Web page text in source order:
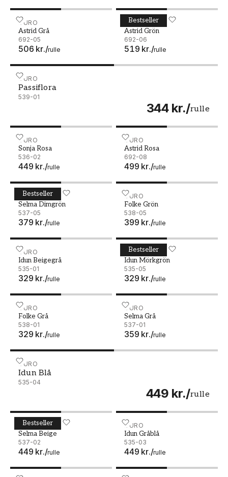
DURO
Astrid Grå
692-05
506 kr./rulle
Astrid Grå - 692-05 Bestseller
DURO
Astrid Grön
692-06
519 kr./rulle
Astrid Grön - 692-06
DURO
Passiflora
539-01
344 kr./rulle
Passiflora - 539-01
DURO
Sonja Rosa
536-02
449 kr./rulle
Sonja Rosa - 536-02 DURO
Astrid Rosa
692-08
499 kr./rulle
Astrid Rosa - 692-08
Bestseller
DURO
Selma Dimgrön
537-05
379 kr./rulle
Selma Dimgrön - 537-05 DURO
Folke Grön
538-05
399 kr./rulle
Folke Grön - 538-05
DURO
Idun Beigegrå
535-01
329 kr./rulle
Idun Beigegrå - 535-01 Bestseller
DURO
Idun Mörkgrön
535-05
329 kr./rulle
Idun Mörkgrön - 535-05
DURO
Folke Grå
538-01
329 kr./rulle
Folke Grå - 538-01 DURO
Selma Grå
537-01
359 kr./rulle
Selma Grå - 537-01
DURO
Idun Blå
535-04
449 kr./rulle
Idun Blå - 535-04
Bestseller
DURO
Selma Beige
537-02
449 kr./rulle
Selma Beige - 537-02 DURO
Idun Gråblå
535-03
449 kr./rulle
Idun Gråblå - 535-03